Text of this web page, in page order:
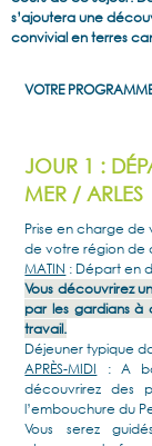
s’ajoutera une
convivial en terres
VOTRE
JOUR 1 :
MER / ARLES
Prise en charge
de votre région de
MATIN : Départ en
Vous découvrirez
par les gardians à
travail.
Déjeuner typique
APRÈS-MIDI : A
découvrirez des
l’embouchure du
Vous serez